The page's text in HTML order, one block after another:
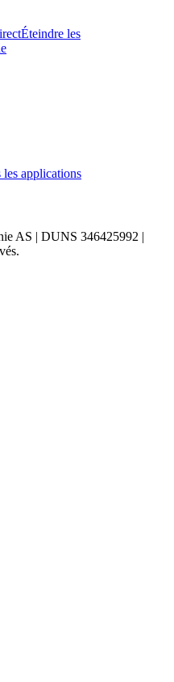
Éteindre les
les applications
AS | DUNS 346425992 |